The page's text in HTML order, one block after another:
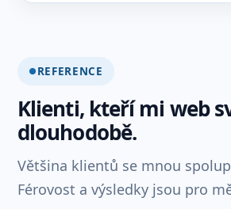
REFERENCE
Klienti, kteří mi web
dlouhodobě.
Většina klientů se mnou
Férovost a výsledky jsou pro